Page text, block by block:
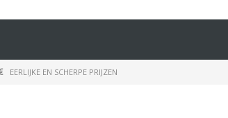
EERLIJKE EN SCHERPE PRIJZEN